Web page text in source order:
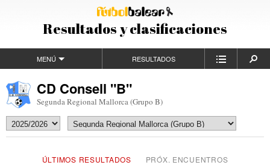
Resultados y clasificaciones
MENÚ RESULTADOS
CD Consell "B"
Segunda Regional Mallorca (Grupo B)
ÚLTIMOS RESULTADOS
PRÓX. ENCUENTROS